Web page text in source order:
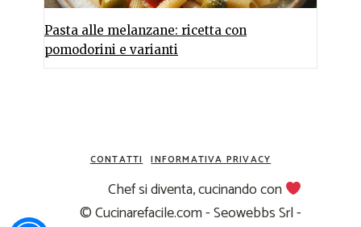
Pasta alle melanzane: ricetta con
pomodorini e varianti
CONTATTI INFORMATIVA PRIVACY
Chef si diventa, cucinando con
© Cucinarefacile.com - Seowebbs Srl -